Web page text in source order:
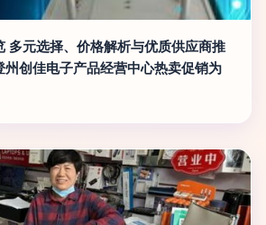
多元选择、价格解析与优质供应商推
创佳电子产品经营中心热卖促销为